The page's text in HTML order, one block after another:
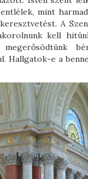
mint
A
kell
Hallgatok-e a